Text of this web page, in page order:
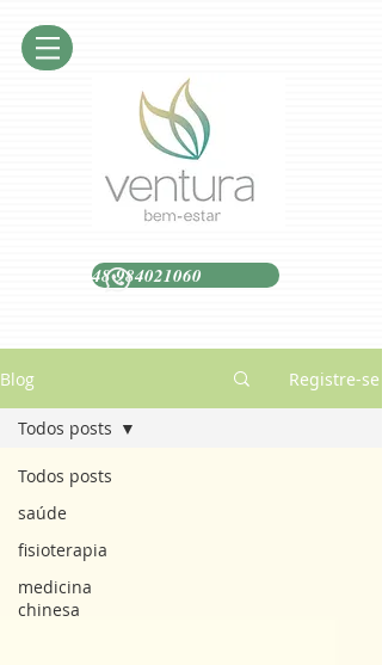
48 984021060
Blog Registre-se
Todos posts
saúde
fisioterapia
medicina
chinesa
Todos posts